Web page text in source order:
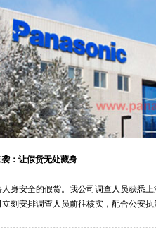
：让假货无处藏身
身安全的假货。我公司调查人员获悉
刻安排调查人员前往核实，配合公安